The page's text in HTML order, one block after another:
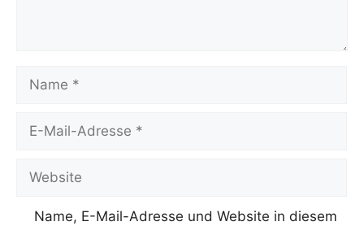
Name
Adresse
Website
Name, E-Mail-Adresse und Website in diesem